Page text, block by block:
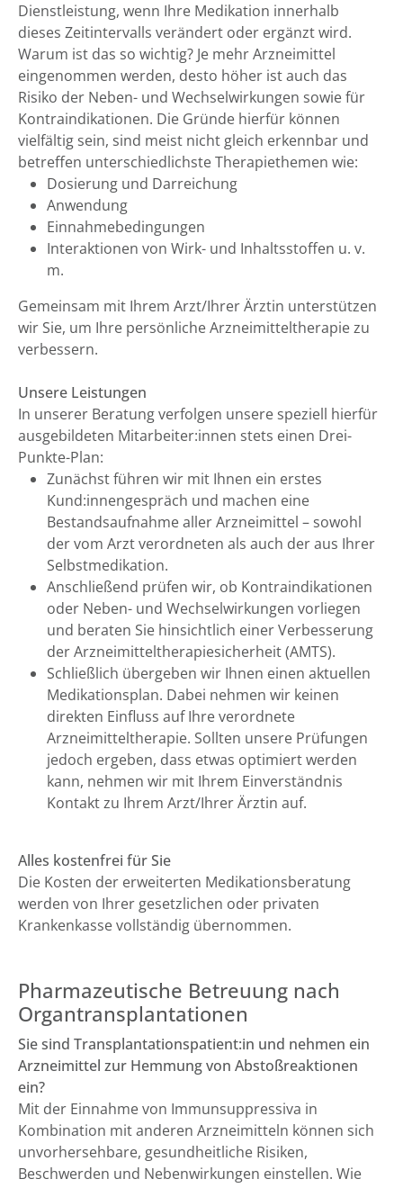
Dienstleistung, wenn Ihre Medikation innerhalb
dieses Zeitintervalls verändert oder ergänzt wird.
Warum ist das so wichtig? Je mehr Arzneimittel
eingenommen werden, desto höher ist auch das
Risiko der Neben- und Wechselwirkungen sowie für
Kontraindikationen. Die Gründe hierfür können
vielfältig sein, sind meist nicht gleich erkennbar und
betreffen unterschiedlichste Therapiethemen wie:
Dosierung und Darreichung
Anwendung
Einnahmebedingungen
Interaktionen von Wirk- und Inhaltsstoffen u. v.
m.
Gemeinsam mit Ihrem Arzt/Ihrer Ärztin unterstützen
wir Sie, um Ihre persönliche Arzneimitteltherapie zu
verbessern.
Unsere Leistungen
In unserer Beratung verfolgen unsere speziell hierfür
ausgebildeten Mitarbeiter:innen stets einen Drei-
Punkte-Plan:
Zunächst führen wir mit Ihnen ein erstes
Kund:innengespräch und machen eine
Bestandsaufnahme aller Arzneimittel – sowohl
der vom Arzt verordneten als auch der aus Ihrer
Selbstmedikation.
Anschließend prüfen wir, ob Kontraindikationen
oder Neben- und Wechselwirkungen vorliegen
und beraten Sie hinsichtlich einer Verbesserung
der Arzneimitteltherapiesicherheit (AMTS).
Schließlich übergeben wir Ihnen einen aktuellen
Medikationsplan. Dabei nehmen wir keinen
direkten Einfluss auf Ihre verordnete
Arzneimitteltherapie. Sollten unsere Prüfungen
jedoch ergeben, dass etwas optimiert werden
kann, nehmen wir mit Ihrem Einverständnis
Kontakt zu Ihrem Arzt/Ihrer Ärztin auf.
Alles kostenfrei für Sie
Die Kosten der erweiterten Medikationsberatung
werden von Ihrer gesetzlichen oder privaten
Krankenkasse vollständig übernommen.
Pharmazeutische Betreuung nach
Organtransplantationen
Sie sind Transplantationspatient:in und nehmen ein
Arzneimittel zur Hemmung von Abstoßreaktionen
ein?
Mit der Einnahme von Immunsuppressiva in
Kombination mit anderen Arzneimitteln können sich
unvorhersehbare, gesundheitliche Risiken,
Beschwerden und Nebenwirkungen einstellen. Wie